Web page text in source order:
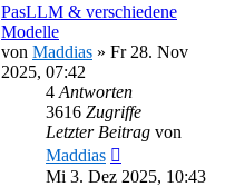
PasLLM & verschiedene
Modelle
von Maddias » Fr 28. Nov
2025, 07:42
4 Antworten
3616 Zugriffe
Letzter Beitrag von
Maddias
Mi 3. Dez 2025, 10:43